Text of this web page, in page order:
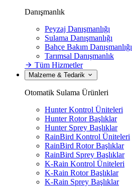
Danışmanlık
Peyzaj Danışmanlığı
Sulama Danışmanlığı
Bahçe Bakım Danışmanlığı
Tarımsal Danışmanlık
Tüm Hizmetler
Malzeme & Tedarik
Otomatik Sulama Ürünleri
Hunter Kontrol Üniteleri
Hunter Rotor Başlıklar
Hunter Sprey Başlıklar
RainBird Kontrol Üniteleri
RainBird Rotor Başlıklar
RainBird Sprey Başlıklar
K-Rain Kontrol Üniteleri
K-Rain Rotor Başlıklar
K-Rain Sprey Başlıklar